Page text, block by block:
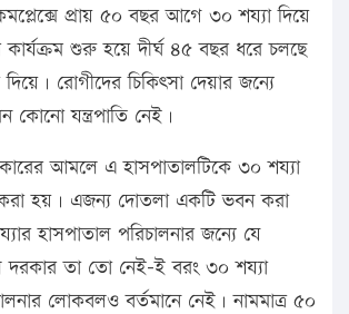
প্রায় ৫০ বছর আগে ৩০ শয্যা দিয়ে
কার্যক্রম শুরু হয়ে দীর্ঘ ৪৫ বছর ধরে চলছে
দিয়ে। রোগীদের চিকিৎসা দেয়ার জন্যে
যন্ত্রপাতি নেই।
আমলে এ হাসপাতালটিকে ৩০ শয্যা
হয়। এজন্য দোতলা একটি ভবন করা
হাসপাতাল পরিচালনার জন্যে যে
দরকার তা তো নেই-ই বরং ৩০ শয্যা
লোকবলও বর্তমানে নেই। নামমাত্র ৫০